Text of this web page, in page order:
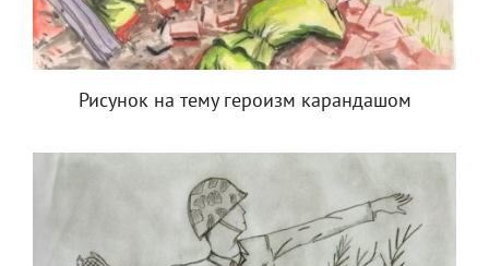
Рисунок на тему героизм карандашом